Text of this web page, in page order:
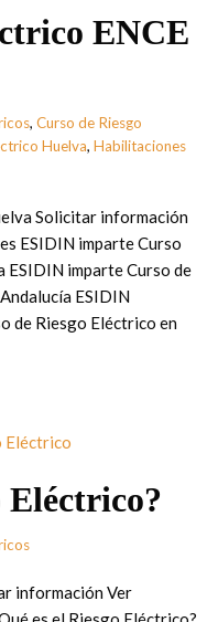
ENCE
, Curso de Riesgo
Huelva, Habilitaciones
Solicitar información
ESIDIN imparte Curso
ESIDIN imparte Curso de
ESIDIN
de Riesgo Eléctrico en
Eléctrico?
información Ver